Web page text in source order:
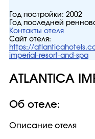
Год постройки: 2002
Год последней
Контакты отеля
Сайт отеля:
https://
imperial-resort-and-spa
ATLANTICA
Об отеле:
Описание отеля